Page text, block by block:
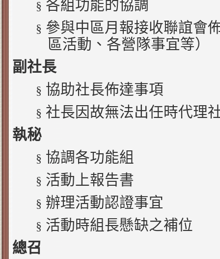
§ 各組功能的協調
§ 參與中區月報接收聯誼會
區活動、各營隊事宜等）
副社長
§ 協助社長佈達事項
§ 社長因故無法出任時代理
執秘
§ 協調各功能組
§ 活動上報告書
§ 辦理活動認證事宜
§ 活動時組長懸缺之補位
總召